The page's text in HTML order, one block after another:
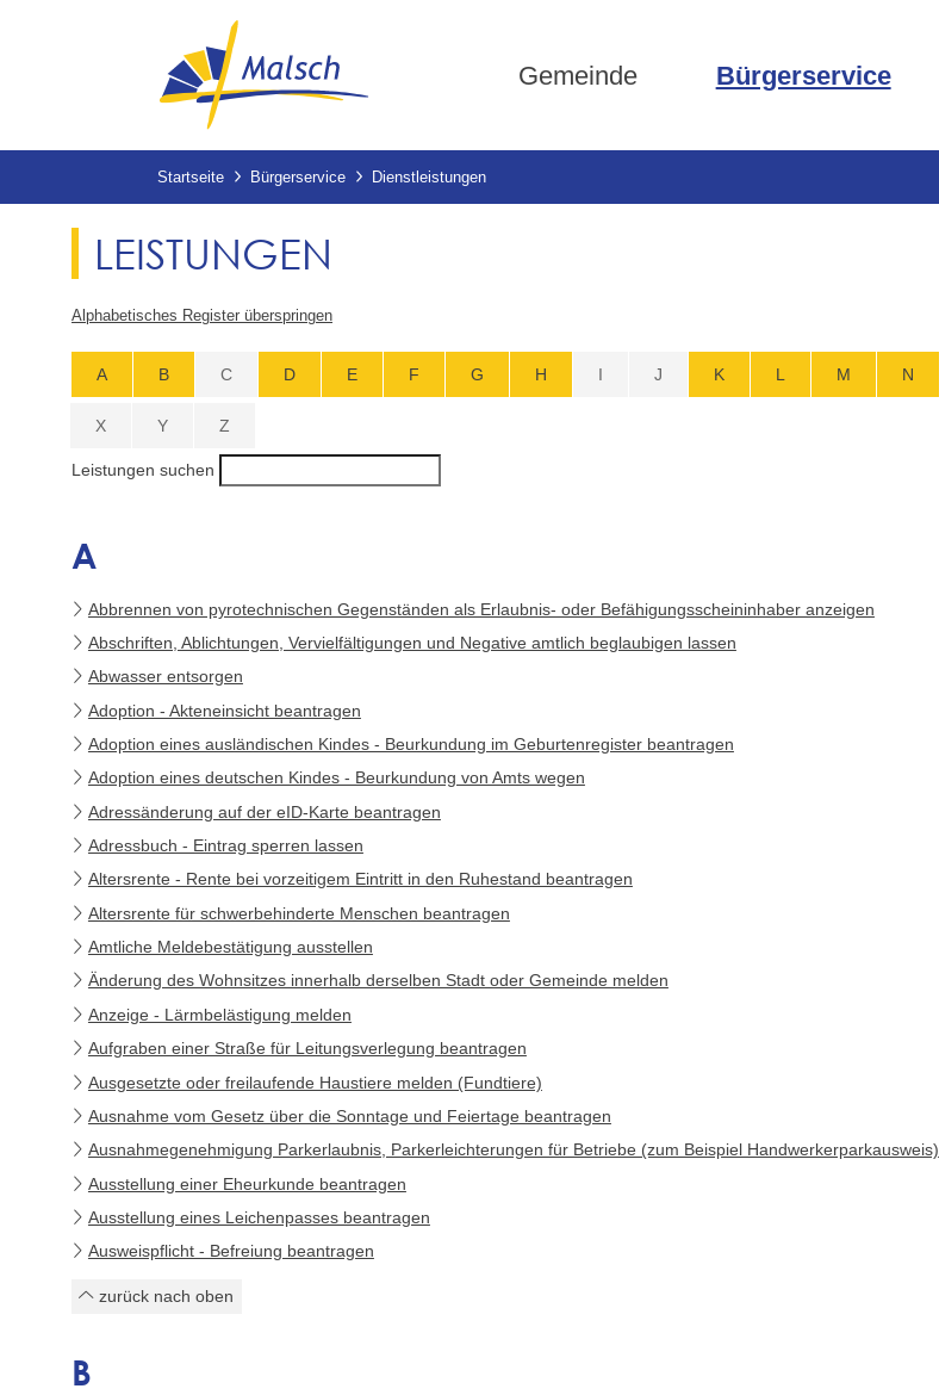
Gemeinde Bürgerservice
Startseite Bürgerservice Dienstleistungen
LEISTUNGEN
Alphabetisches Register überspringen
A B C D E F G H I J K L M N
X Y Z
Leistungen suchen
A
Abbrennen von pyrotechnischen Gegenständen als Erlaubnis- oder Befähigungsscheininhaber anzeigen
Abschriften, Ablichtungen, Vervielfältigungen und Negative amtlich beglaubigen lassen
Abwasser entsorgen
Adoption - Akteneinsicht beantragen
Adoption eines ausländischen Kindes - Beurkundung im Geburtenregister beantragen
Adoption eines deutschen Kindes - Beurkundung von Amts wegen
Adressänderung auf der eID-Karte beantragen
Adressbuch - Eintrag sperren lassen
Altersrente - Rente bei vorzeitigem Eintritt in den Ruhestand beantragen
Altersrente für schwerbehinderte Menschen beantragen
Amtliche Meldebestätigung ausstellen
Änderung des Wohnsitzes innerhalb derselben Stadt oder Gemeinde melden
Anzeige - Lärmbelästigung melden
Aufgraben einer Straße für Leitungsverlegung beantragen
Ausgesetzte oder freilaufende Haustiere melden (Fundtiere)
Ausnahme vom Gesetz über die Sonntage und Feiertage beantragen
Ausnahmegenehmigung Parkerlaubnis, Parkerleichterungen für Betriebe (zum Beispiel Handwerkerparkausweis)
Ausstellung einer Eheurkunde beantragen
Ausstellung eines Leichenpasses beantragen
Ausweispflicht - Befreiung beantragen
zurück nach oben
B